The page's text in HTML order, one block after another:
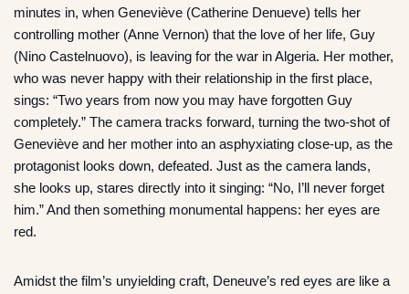
minutes in, when Geneviève (Catherine Denueve) tells her
controlling mother (Anne Vernon) that the love of her life, Guy
(Nino Castelnuovo), is leaving for the war in Algeria. Her mother,
who was never happy with their relationship in the first place,
sings: “Two years from now you may have forgotten Guy
completely.” The camera tracks forward, turning the two-shot of
Geneviève and her mother into an asphyxiating close-up, as the
protagonist looks down, defeated. Just as the camera lands,
she looks up, stares directly into it singing: “No, I’ll never forget
him.” And then something monumental happens: her eyes are
red.
Amidst the film’s unyielding craft, Deneuve’s red eyes are like a